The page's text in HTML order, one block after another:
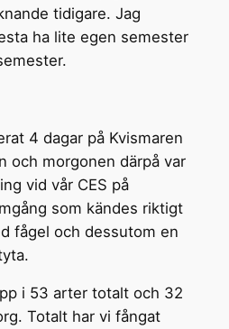
tidigare. Jag
ha lite egen semester
4 dagar på Kvismaren
och morgonen därpå var
vid vår CES på
som kändes riktigt
fågel och dessutom en
i 53 arter totalt och 32
Totalt har vi fångat